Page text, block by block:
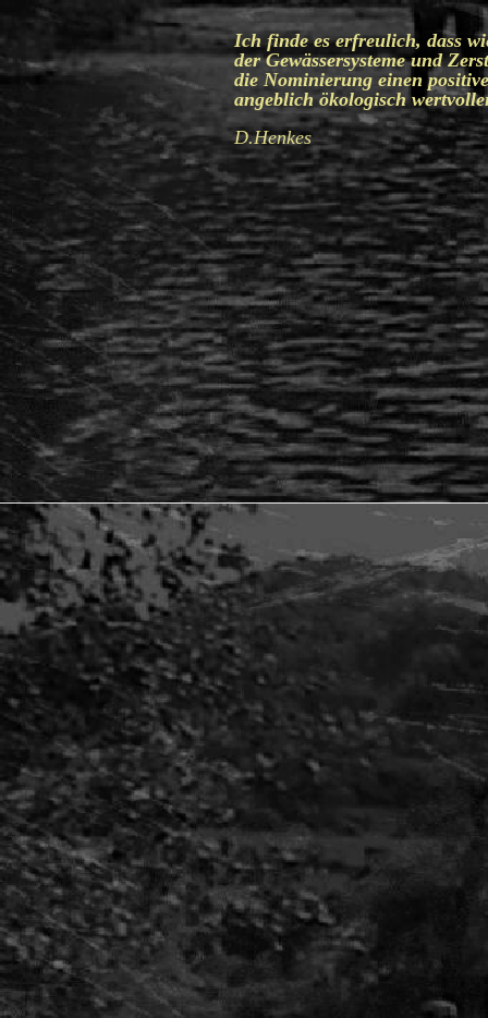
Ich finde es erfreulich, dass
der Gewässersysteme und
die Nominierung einen
angeblich ökologisch
D.Henkes